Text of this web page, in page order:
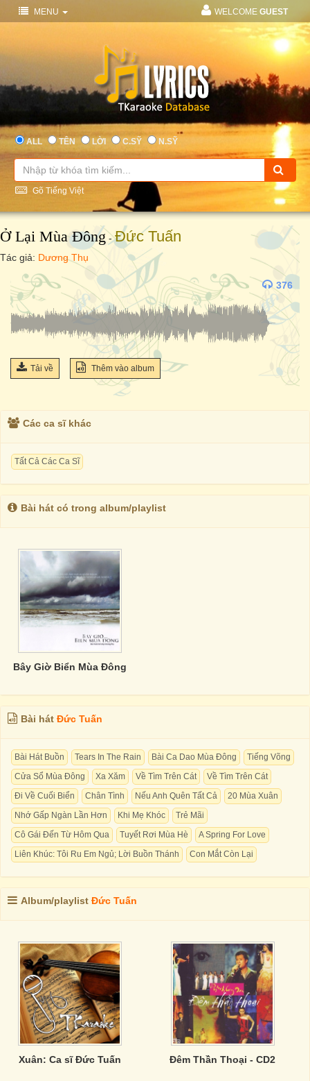
MENU WELCOME GUEST
ALL TÊN LỜI C.SỸ N.SỸ
Gõ Tiếng Việt
Ở Lại Mùa Đông -Đức Tuấn
Tác giả: Dương Thụ
376
Tải về Thêm vào album
Các ca sĩ khác
Tất Cả Các Ca Sĩ
Bài hát có trong album/playlist
Bây Giờ Biển Mùa Đông
Bài hát Đức Tuấn
Bài Hát Buồn Tears In The Rain Bài Ca Dao Mùa Đông
Tiếng Võng
Cửa Sổ Mùa Đông
Xa Xăm Về Tìm Trên Cát
Về Tìm Trên Cát
Đi Về Cuối Biển
Chân Tình Nếu Anh Quên Tất Cả
20 Mùa Xuân
Nhớ Gấp Ngàn Lần Hơn
Khi Mẹ Khóc
Trẻ Mãi
Cô Gái Đến Từ Hôm Qua
Tuyết Rơi Mùa Hè
A Spring For Love
Liên Khúc: Tôi Ru Em Ngủ; Lời Buồn Thánh
Con Mắt Còn Lại
Album/playlist Đức Tuấn
Xuân: Ca sĩ Đức Tuấn Đêm Thần Thoại - CD2